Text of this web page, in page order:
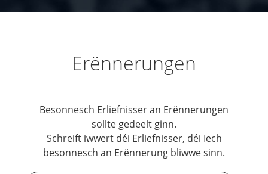
Erënnerungen
Besonnesch Erliefnisser an Erënnerungen
sollte gedeelt ginn.
Schreift iwwert déi Erliefnisser, déi Iech
besonnesch an Erënnerung bliwwe sinn.